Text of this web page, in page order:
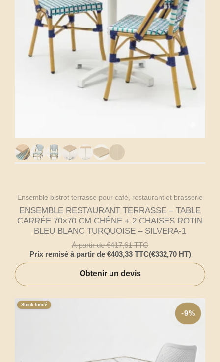
Ensemble bistrot terrasse pour café, restaurant et brasserie
ENSEMBLE RESTAURANT TERRASSE – TABLE
CARRÉE 70×70 CM CHÊNE + 2 CHAISES ROTIN
BLEU BLANC TURQUOISE – SILVERA-1
À partir de€417,61TTC
Prix remisé à partir de €403,33TTC(€332,70HT)
Obtenir un devis
-9%
Stock limité